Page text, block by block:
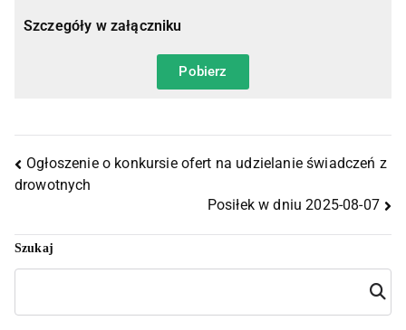
Szczegóły w załączniku
Pobierz
Ogłoszenie o konkursie ofert na udzielanie świadczeń z
drowotnych
Posiłek w dniu 2025-08-07
Szukaj
Szuka
j